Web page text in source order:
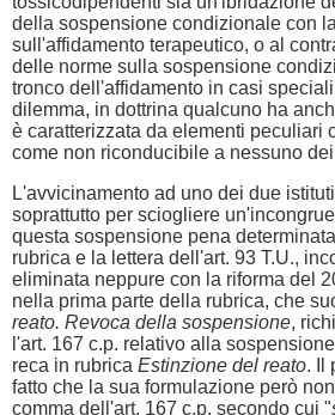
della sospensione condizionale con
sull'affidamento terapeutico, o al
delle norme sulla sospensione
tronco dell'affidamento in casi
dilemma, in dottrina qualcuno ha
è caratterizzata da elementi peculiari
come non riconducibile a nessuno
L'avvicinamento ad uno dei due
soprattutto per sciogliere
questa sospensione pena
rubrica e la lettera dell'art. 93 T.U.,
eliminata neppure con la riforma del
nella prima parte della rubrica, che
reato. Revoca della sospensione,
l'art. 167 c.p. relativo alla
reca in rubrica Estinzione del reato. Il
fatto che la sua formulazione però
comma dell'art. 167 c.p. secondo cui "